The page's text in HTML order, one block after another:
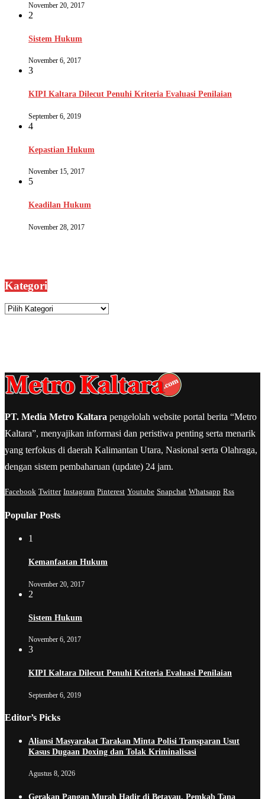
November 20, 2017
2
Sistem Hukum
November 6, 2017
3
KIPI Kaltara Dilecut Penuhi Kriteria Evaluasi Penilaian
September 6, 2019
4
Kepastian Hukum
November 15, 2017
5
Keadilan Hukum
November 28, 2017
Kategori
Kategori
PT. Media Metro Kaltara pengelolah website portal berita “Metro
Kaltara”, menyajikan informasi dan peristiwa penting serta menarik
yang terfokus di daerah Kalimantan Utara, Nasional serta Olahraga,
dengan sistem pembaharuan (update) 24 jam.
Facebook Twitter Instagram Pinterest Youtube Snapchat Whatsapp Rss
Popular Posts
1
Kemanfaatan Hukum
November 20, 2017
2
Sistem Hukum
November 6, 2017
3
KIPI Kaltara Dilecut Penuhi Kriteria Evaluasi Penilaian
September 6, 2019
Editor’s Picks
Aliansi Masyarakat Tarakan Minta Polisi Transparan Usut
Kasus Dugaan Doxing dan Tolak Kriminalisasi
Agustus 8, 2026
Gerakan Pangan Murah Hadir di Betayau, Pemkab Tana